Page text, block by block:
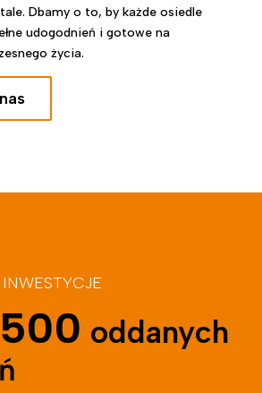
Dbamy o to, by każde osiedle
udogodnień i gotowe na
życia.
oddanych